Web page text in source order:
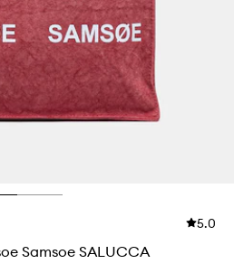
5.0
Samsoe SALUCCA